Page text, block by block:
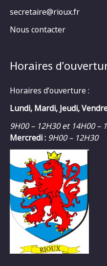
secretaire@rioux.fr
Nous contacter
Horaires
Horaires d’ouverture :
Lundi, Mardi, Jeudi,
9H00 – 12H30 et 14H00 –
Mercredi : 9H00 – 12H30